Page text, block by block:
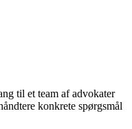
til et team af advokater
konkrete spørgsmål